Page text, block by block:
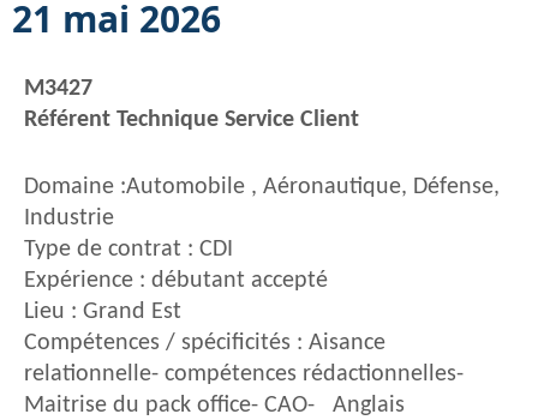
21 mai 2026
M3427
Référent Technique Service Client
Domaine :Automobile , Aéronautique, Défense,
Industrie
Type de contrat : CDI
Expérience : débutant accepté
Lieu : Grand Est
Compétences / spécificités : Aisance
relationnelle- compétences rédactionnelles-
Maitrise du pack office- CAO- Anglais